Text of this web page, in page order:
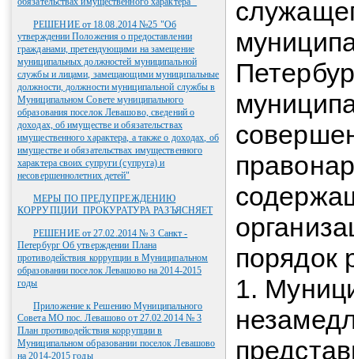
РЕШЕНИЕ от 18.08.2014 №25 "Об
утверждении Положения о предоставлении
гражданами, претендующими на замещение
муниципальных должностей муниципальной
службы и лицами, замещающими муниципальные
должности, должности муниципальной службы в
Муниципальном Совете муниципального
образования поселок Левашово, сведений о
доходах, об имуществе и обязательствах
имущественного характера, а также о доходах, об
имуществе и обязательствах имущественного
характера своих супруги (супруга) и
несовершеннолетних детей"
МЕРЫ ПО ПРЕДУПРЕЖДЕНИЮ
КОРРУПЦИИ_ПРОКУРАТУРА РАЗЪЯСНЯЕТ
РЕШЕНИЕ от 27.02.2014 № 3 Санкт -
Петербург Об утверждении Плана
противодействия коррупции в Муниципальном
образовании поселок Левашово на 2014-2015
годы
Приложение к Решению Муниципального
Совета МО пос. Левашово от 27.02.2014 № 3
План противодействия коррупции в
Муниципальном образовании поселок Левашово
на 2014-2015 годы
порядок
1.